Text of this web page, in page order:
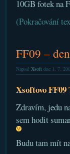
10GB fotek na
(Pokračování
FF09 –
Napsal Xsoftdne 1. 7.
Xsoftovo
Zdravím, jedu
sem hodit
Budu tam mít